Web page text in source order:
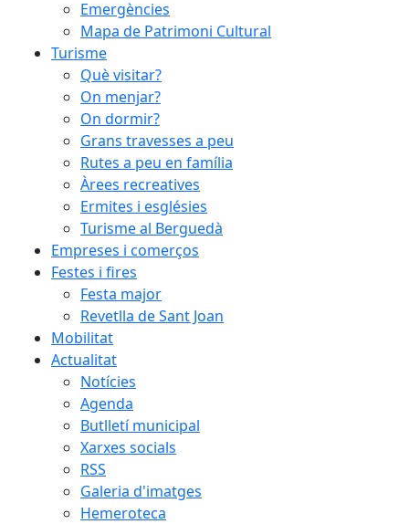
Emergències
Mapa de Patrimoni Cultural
Turisme
Què visitar?
On menjar?
On dormir?
Grans travesses a peu
Rutes a peu en família
Àrees recreatives
Ermites i esglésies
Turisme al Berguedà
Empreses i comerços
Festes i fires
Festa major
Revetlla de Sant Joan
Mobilitat
Actualitat
Notícies
Agenda
Butlletí municipal
Xarxes socials
RSS
Galeria d'imatges
Hemeroteca